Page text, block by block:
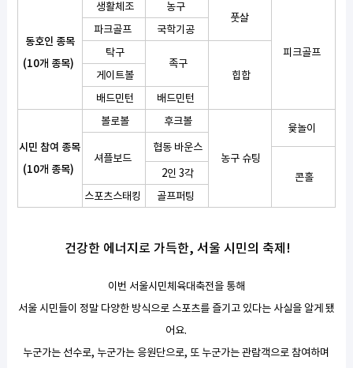
동호인 종목
(10개 종목)
생활체조
농구
풋살
피크골프
파크골프
국학기공
탁구
족구
힙합
게이트볼
배드민턴
배드민턴
시민 참여 종목
(10개 종목)
볼로볼 후크볼
농구 슈팅
윷놀이
셔플보드
협동 바운스
콘홀
2인 3각
스포츠스태킹
골프퍼팅
건강한 에너지로 가득한, 서울 시민의 축제!
이번 서울시민체육대축전을 통해
서울 시민들이 정말 다양한 방식으로 스포츠를 즐기고 있다는 사실을 알게 됐
어요.
누군가는 선수로, 누군가는 응원단으로, 또 누군가는 관람객으로 참여하며